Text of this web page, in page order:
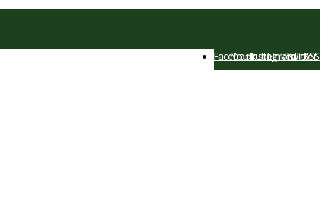
RSS
Twitter
LinkedIn
Instagram
YouTube
Facebook